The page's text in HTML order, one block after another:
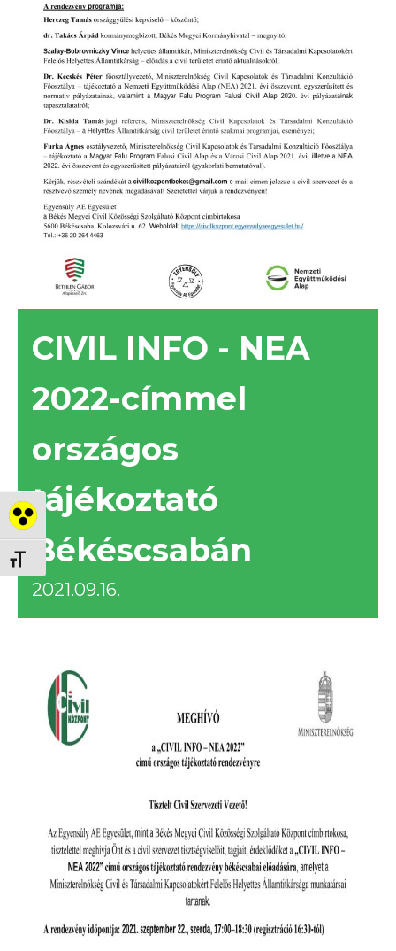
Nagy kontraszt váltása
Betűméret váltása
CIVIL INFO - NEA
2022-címmel
országos
tájékoztató
Békéscsabán
2021.09.16.